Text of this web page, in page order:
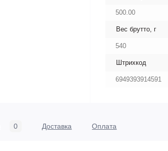
500.00
Вес брутто, г
540
Штрихкод
6949393914591
0 Доставка Оплата